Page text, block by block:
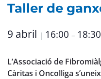
Taller de
9 abril | 16:00 – 18:30
L’Associació de
Càritas i Oncolliga